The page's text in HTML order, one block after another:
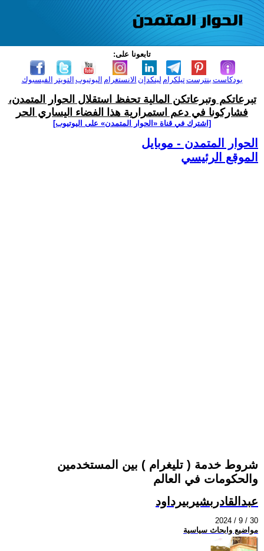
تابعونا على:
الفيسبوك التويتر اليوتيوب الانستغرام لينكدإن تيلكرامبنترست بودكاست
تبرعاتكم وتبرعاتكن المالية تحفظ استقلال الحوار المتمدن،
فشاركونا في دعم استمرارية هذا الفضاء اليساري الحر
[اشترك في قناة ‫«الحوار المتمدن» على اليوتيوب]
الحوار المتمدن - موبايل
الموقع الرئيسي
شروط خدمة ( تليغرام ) بين المستخدمين
والحكومات في العالم
عبدالقادربشيربيرداود
2024 / 9 / 30
مواضيع وابحاث سياسية